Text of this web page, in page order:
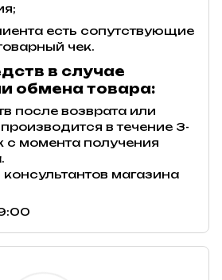
есть сопутствующие
чек.
в случае
обмена товара:
после возврата или
в течение 3-
с момента получения
магазина